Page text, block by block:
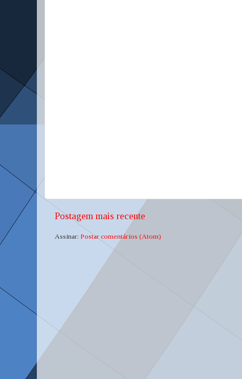
Postagem mais recente
Assinar: Postar comentários (Atom)